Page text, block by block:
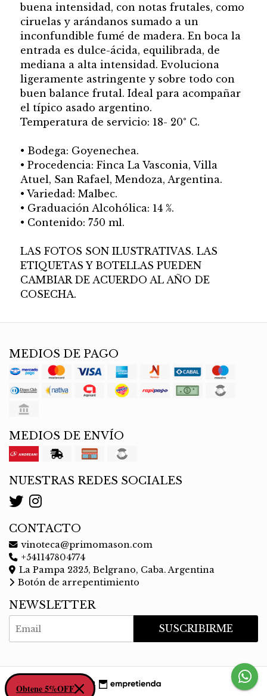
buena intensidad, con notas frutales, como
ciruelas y arándanos sumado a un
inconfundible fumé de madera. En boca la
entrada es dulce-ácida, equilibrada, de
mediana a alta intensidad. Evoluciona
ligeramente astringente y sobre todo con
buen balance frutal. Ideal para acompañar
el típico asado argentino.
Temperatura de servicio: 18- 20° C.
• Bodega: Goyenechea.
• Procedencia: Finca La Vasconia, Villa
Atuel, San Rafael, Mendoza, Argentina.
• Variedad: Malbec.
• Graduación Alcohólica: 14 %.
• Contenido: 750 ml.
LAS FOTOS SON ILUSTRATIVAS. LAS
ETIQUETAS Y BOTELLAS PUEDEN
CAMBIAR DE ACUERDO AL AÑO DE
COSECHA.
MEDIOS DE PAGO
MEDIOS DE ENVÍO
NUESTRAS REDES SOCIALES
CONTACTO
vinoteca@primomason.com
+541147804774
La Pampa 2325, Belgrano, Caba. Argentina
Botón de arrepentimiento
NEWSLETTER
SUSCRIBIRME
Tienda creada con
Obtene 5%OFF